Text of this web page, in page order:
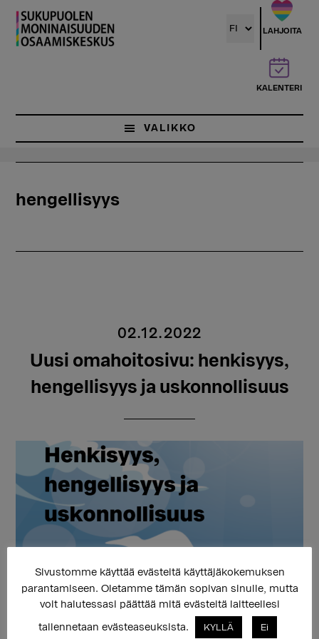
Hyppää
pääsisältöön
LAHJOITA
KALENTERI
VALIKKO
hengellisyys
02.12.2022
Uusi omahoitosivu: henkisyys,
hengellisyys ja uskonnollisuus
Sukupuolen moninaisuuden osaamiskeskuksen
työntekijät laativat omahoitomateriaalia, joiden avulla
voit työstää itse omaan sukupuoleesi liittyviä ajatuksia,
Sivustomme käyttää evästeitä käyttäjäkokemuksen
parantamiseen. Oletamme tämän sopivan sinulle, mutta
voit halutessasi päättää mitä evästeitä laitteellesi
tallennetaan evästeaseuksista. KYLLÄ Ei